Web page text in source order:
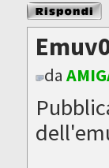
Rispondi al
messaggio
da